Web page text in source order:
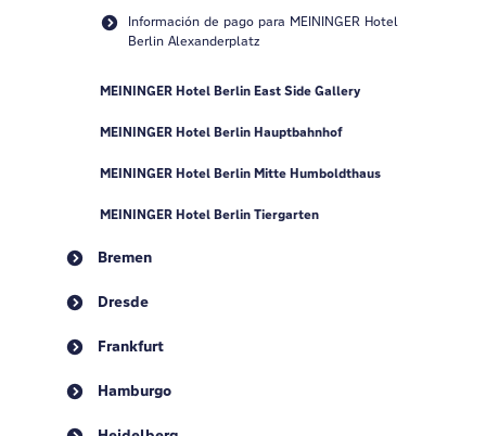
Información de pago para MEININGER Hotel
Berlin Alexanderplatz
MEININGER Hotel Berlin East Side Gallery
MEININGER Hotel Berlin Hauptbahnhof
MEININGER Hotel Berlin Mitte Humboldthaus
MEININGER Hotel Berlin Tiergarten
Bremen
Dresde
Frankfurt
Hamburgo